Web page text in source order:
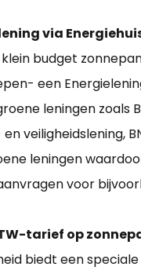
via
budget
een
leningen zoals
veiligheidslening,
leningen
voor
tarief op
biedt een